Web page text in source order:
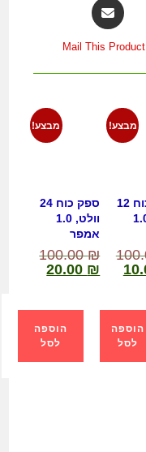
Mail This Product
מבצע!
ספק כוח 12
1.0
הוספה
לסל
מבצע!
ספק כוח 24
וולט, 1.0
אמפר
100.00₪
20.00 ₪
הוספה
לסל